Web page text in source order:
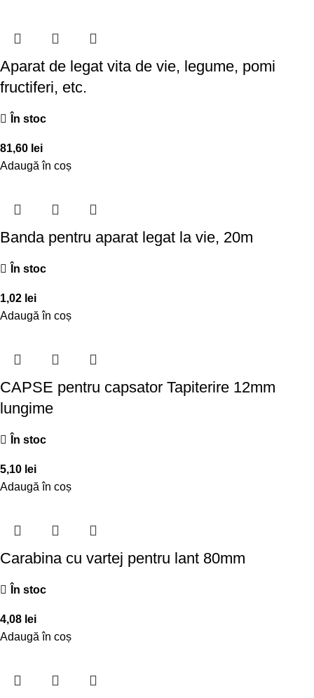
Aparat de legat vita de vie, legume, pomi
fructiferi, etc.
În stoc
81,60 lei
Adaugă în coș
Banda pentru aparat legat la vie, 20m
În stoc
1,02 lei
Adaugă în coș
CAPSE pentru capsator Tapiterire 12mm
lungime
În stoc
5,10 lei
Adaugă în coș
Carabina cu vartej pentru lant 80mm
În stoc
4,08 lei
Adaugă în coș